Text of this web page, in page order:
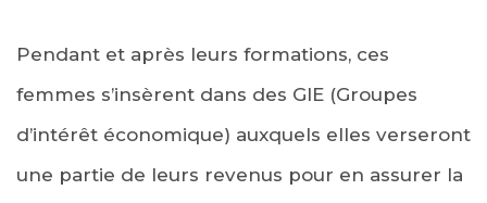
Pendant et après leurs formations, ces
femmes s’insèrent dans des GIE (Groupes
d’intérêt économique) auxquels elles verseront
une partie de leurs revenus pour en assurer la